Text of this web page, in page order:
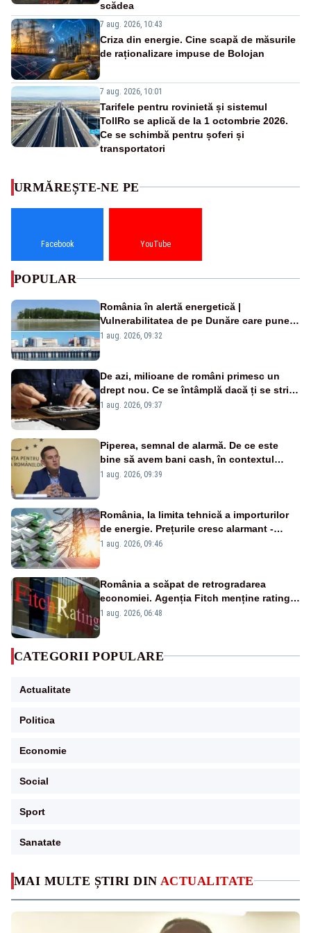
scădea
7 aug. 2026, 10:43
Criza din energie. Cine scapă de măsurile
de raționalizare impuse de Bolojan
7 aug. 2026, 10:01
Tarifele pentru rovinietă și sistemul
TollRo se aplică de la 1 octombrie 2026.
Ce se schimbă pentru șoferi și
transportatori
MAI MULTE ȘTIRI DIN ACTUALITATE
URMĂREȘTE-NE PE
Facebook YouTube
POPULAR
România în alertă energetică |
Vulnerabilitatea de pe Dunăre care pune
în pericol Centrala Cernavodă era
1 aug. 2026, 09:32
De azi, milioane de români primesc un
drept nou. Ce se întâmplă dacă ți se strică
un produs
1 aug. 2026, 09:37
Piperea, semnal de alarmă. De ce este
bine să avem bani cash, în contextul
alertei energetice?
1 aug. 2026, 09:39
România, la limita tehnică a importurilor
de energie. Prețurile cresc alarmant -
Analiză Realitatea Plus
1 aug. 2026, 09:46
România a scăpat de retrogradarea
economiei. Agenția Fitch menține ratingul
„BBB-” cu perspectivă negativă
1 aug. 2026, 06:48
CATEGORII POPULARE
Actualitate
Politica
Economie
Social
Sport
Sanatate